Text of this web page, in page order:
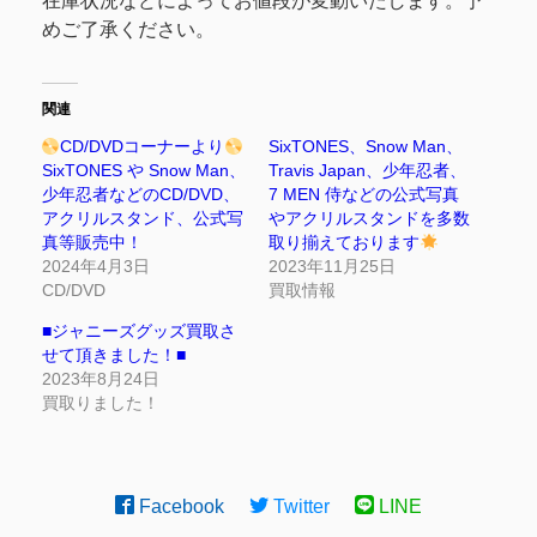
めご了承ください。
関連
CD/DVDコーナーより
SixTONES や Snow Man、
少年忍者などのCD/DVD、
アクリルスタンド、公式写
真等販売中！
2024年4月3日
CD/DVD
SixTONES、Snow Man、
Travis Japan、少年忍者、
7 MEN 侍などの公式写真
やアクリルスタンドを多数
取り揃えております
2023年11月25日
買取情報
■ジャニーズグッズ買取さ
せて頂きました！■
2023年8月24日
買取りました！
Facebook Twitter LINE